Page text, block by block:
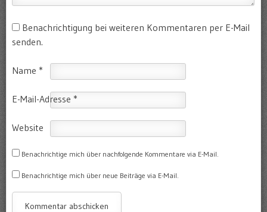
Benachrichtigung bei weiteren Kommentaren per E-Mail
senden.
Name *
E-Mail-Adresse *
Website
Benachrichtige mich über nachfolgende Kommentare via E-Mail.
Benachrichtige mich über neue Beiträge via E-Mail.